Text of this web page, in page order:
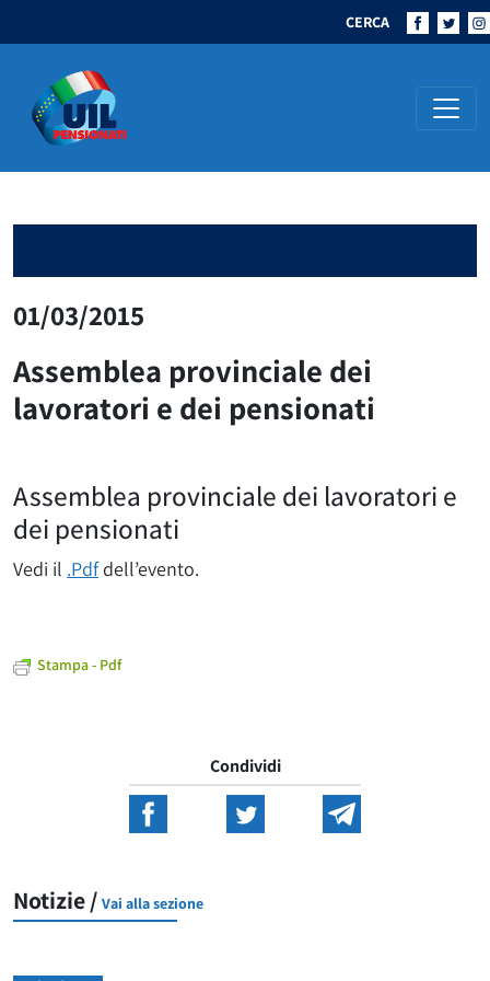
CERCA
Navigazione principale
01/03/2015
Assemblea provinciale dei
lavoratori e dei pensionati
Assemblea provinciale dei lavoratori e
dei pensionati
Vedi il .Pdfdell’evento.
Stampa - Pdf
Condividi
Notizie / Vai alla sezione